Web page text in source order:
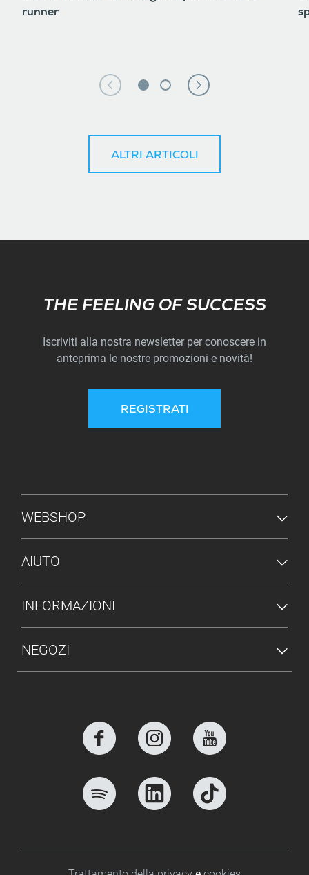
runner
ALTRI ARTICOLI
Subscribe
THE FEELING OF SUCCESS
Iscriviti alla nostra newsletter per conoscere in
anteprima le nostre promozioni e novità!
REGISTRATI
MENU PIÈ DI PAGINA
WEBSHOP
AIUTO
INFORMAZIONI
NEGOZI